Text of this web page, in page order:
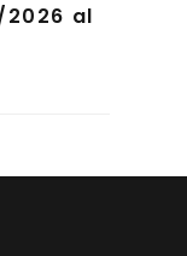
al